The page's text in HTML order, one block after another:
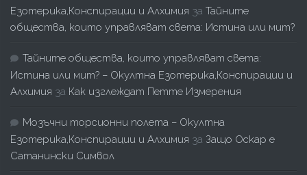
Езотерика,Конспирации и Алхимия за Тайните
общества, които управляват света: Истина или мит?
Тайните общества, които управляват света:
Истина или мит? – Окултна Езотерика,Конспирации и
Алхимия за Как изглеждат Петте Измерения
Мозъчни торсионни полета – Окултна
Езотерика,Конспирации и Алхимия за Защо Оскар е
Сатанински Символ